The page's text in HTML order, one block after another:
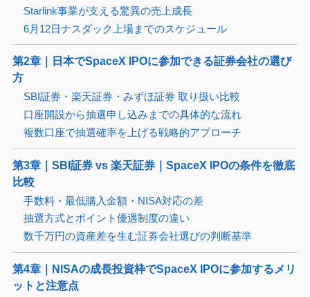
Starlink事業が支える驚異の売上成長
6月12日ナスダック上場までのスケジュール
第2章｜日本でSpaceX IPOに参加できる証券会社の選び
方
SBI証券・楽天証券・みずほ証券 取り扱い比較
口座開設から抽選申し込みまでの具体的な流れ
複数口座で抽選確率を上げる戦略的アプローチ
第3章｜SBI証券 vs 楽天証券｜SpaceX IPOの条件を徹底
比較
手数料・最低購入金額・NISA対応の差
抽選方式とポイント優遇制度の違い
数千万円の資産差を生む証券会社選びの判断基準
第4章｜NISAの成長投資枠でSpaceX IPOに参加するメリ
ットと注意点